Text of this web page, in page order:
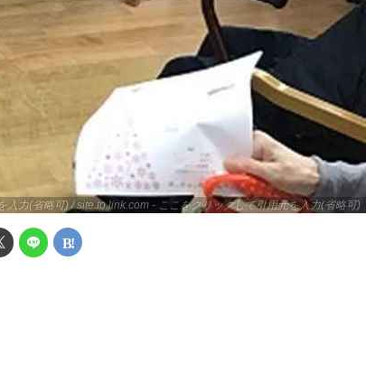
力(省略可) / site.to.link.com - ここをクリックして引用元を入力(省略可)